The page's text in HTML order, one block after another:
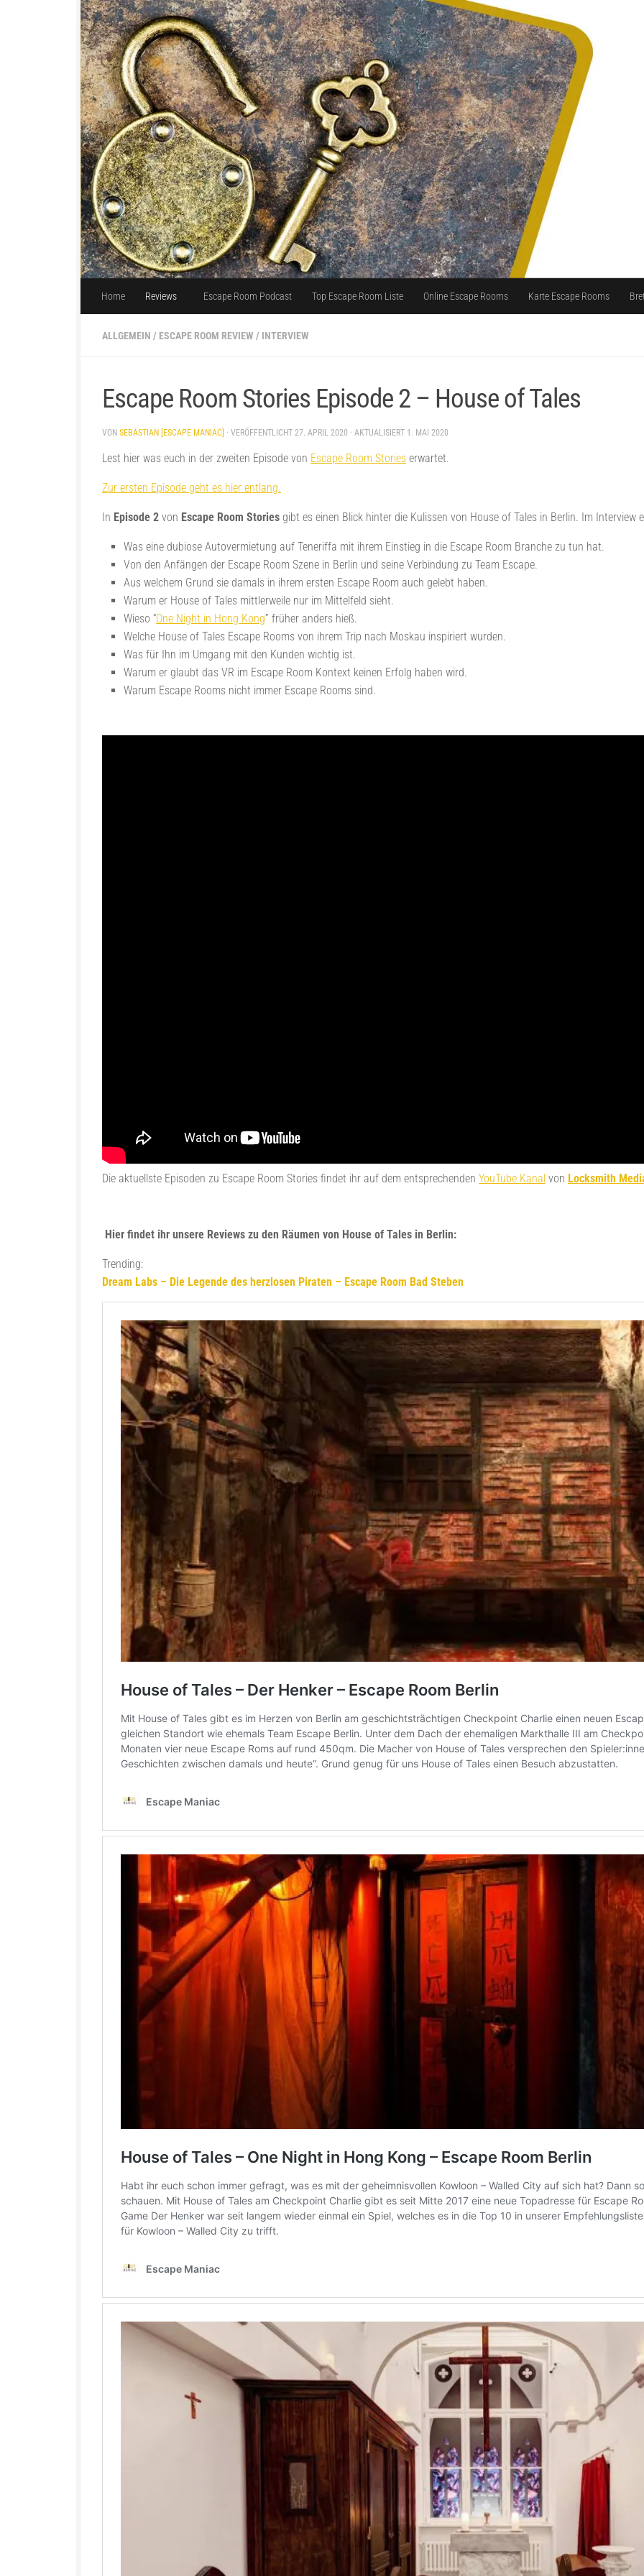
Unter dem Inhalt
Home Reviews Escape Room Podcast Top Escape Room Liste Online Escape Rooms Karte Escape Rooms
ALLGEMEIN / ESCAPE ROOM REVIEW / INTERVIEW
Escape Room Stories Episode 2 – House of Tales
VON SEBASTIAN [ESCAPE MANIAC] · VERÖFFENTLICHT 27. APRIL 2020 · AKTUALISIERT 1. MAI 2020
Lest hier was euch in der zweiten Episode von Escape Room Stories erwartet.
Zur ersten Episode geht es hier entlang.
In Episode 2 von Escape Room Stories gibt es einen Blick hinter die Kulissen von House of Tales in Berlin. Im Interview
Was eine dubiose Autovermietung auf Teneriffa mit ihrem Einstieg in die Escape Room Branche zu tun hat.
Von den Anfängen der Escape Room Szene in Berlin und seine Verbindung zu Team Escape.
Aus welchem Grund sie damals in ihrem ersten Escape Room auch gelebt haben.
Warum er House of Tales mittlerweile nur im Mittelfeld sieht.
Wieso “One Night in Hong Kong” früher anders hieß.
Welche House of Tales Escape Rooms von ihrem Trip nach Moskau inspiriert wurden.
Was für Ihn im Umgang mit den Kunden wichtig ist.
Warum er glaubt das VR im Escape Room Kontext keinen Erfolg haben wird.
Warum Escape Rooms nicht immer Escape Rooms sind.
Die aktuellste Episoden zu Escape Room Stories findet ihr auf dem entsprechenden YouTube Kanal von Locksmith
Hier findet ihr unsere Reviews zu den Räumen von House of Tales in Berlin:
Trending:
Dream Labs – Die Legende des herzlosen Piraten – Escape Room Bad Steben